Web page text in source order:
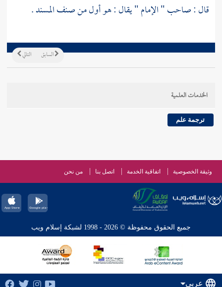
قال : صاحب " الإمام " يقال : هو أول من صنف المسند .
التالي السابق
الخدمات العلمية
ترجمة علم
وثيقة الخصوصية اتفاقية الخدمة اتصل بنا من نحن
جميع الحقوق محفوظة © 2026 - 1998 لشبكة إسلام ويب
عربي